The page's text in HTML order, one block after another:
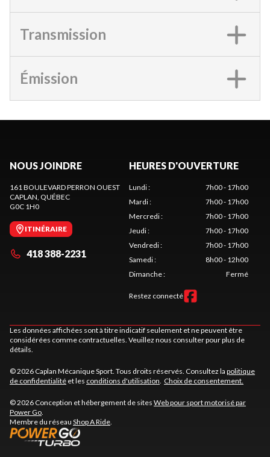
Transmission
Émission
NOUS JOINDRE
161 BOULEVARD PERRON OUEST
CAPLAN, QUÉBEC
G0C 1H0
ITINÉRAIRE
418 388-2231
HEURES D'OUVERTURE
Lundi:
7h00 - 17h00
Mardi:
7h00 - 17h00
Mercredi:
7h00 - 17h00
Jeudi:
7h00 - 17h00
Vendredi:
7h00 - 17h00
Samedi:
8h00 - 12h00
Dimanche: Fermé
Restez connecté
Les données affichées sont à titre indicatif seulement et ne peuvent être
considérées comme contractuelles. Veuillez nous consulter pour plus de
détails.
© 2026 Caplan Mécanique Sport. Tous droits réservés. Consultez la politique
de confidentialité et les conditions d'utilisation. Choix de consentement.
© 2026 Conception et hébergement de sites Web pour sport motorisé par
Power Go.
Membre du réseau Shop A Ride.